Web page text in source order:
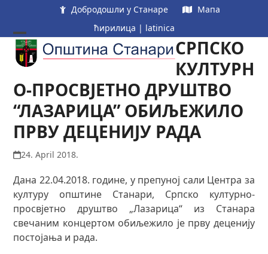
content
Добродошли у Станаре
Мапа
ћирилица | latinica
Open
mobile
menu
Close
mobile
menu
СРПСКО
КУЛТУРН
О-ПРОСВЈЕТНО ДРУШТВО
“ЛАЗАРИЦА” ОБИЉЕЖИЛО
ПРВУ ДЕЦЕНИЈУ РАДА
24. April 2018.
Дана 22.04.2018. године, у препуној сали Центра за
културу општине Станари, Српско културно-
просвјетно друштво „Лазарица“ из Станара
свечаним концертом обиљежило је прву деценију
постојања и рада.